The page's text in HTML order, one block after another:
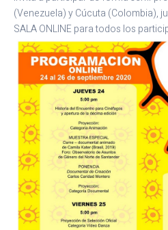
(Venezuela) y Cúcuta (Colombia),
SALA ONLINE para todos los